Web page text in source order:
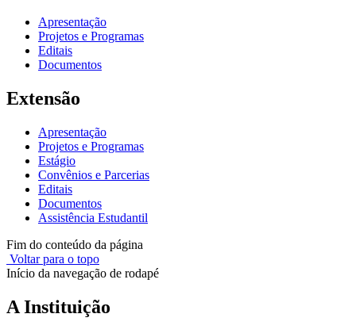
Apresentação
Projetos e Programas
Editais
Documentos
Extensão
Apresentação
Projetos e Programas
Estágio
Convênios e Parcerias
Editais
Documentos
Assistência Estudantil
Fim do conteúdo da página
Voltar para o topo
Início da navegação de rodapé
A Instituição